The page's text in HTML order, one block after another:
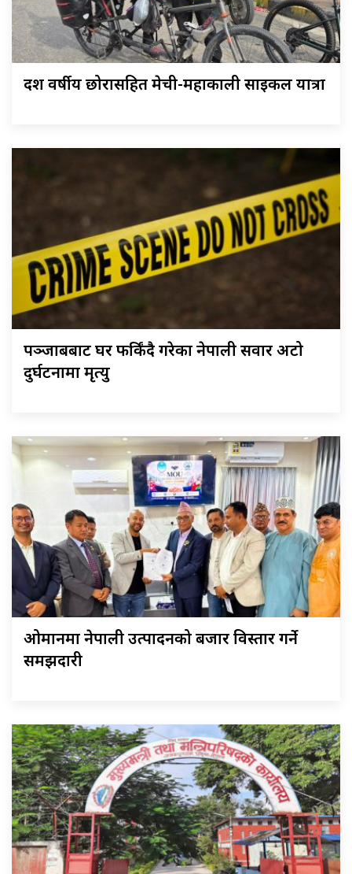
दश वर्षीय छोरासहित मेची-महाकाली साइकल यात्रा
पञ्जाबबाट घर फर्किंदै गरेका नेपाली सवार अटो
दुर्घटनामा मृत्यु
ओमानमा नेपाली उत्पादनको बजार विस्तार गर्ने
समझदारी